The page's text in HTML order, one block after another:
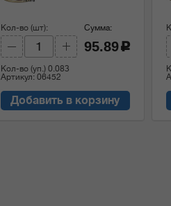
Кол-во (шт):
Кол-во (уп.) 0.083
Артикул: 06452
Сумма:
95.89 c
Добавить в корзину